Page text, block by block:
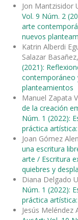
Jon Mantzisidor
Vol. 9 Núm. 2
arte
nuevos
Katrin Alberdi
Salazar Basañez,
(2021):
contemporáneo
planteamientos
Manuel Zapata
de la creación
Núm. 1 (2022):
práctica
Joan Gómez
una escritura
arte / Escritura
quiebres y
Diana Delgado
Núm. 1 (2022):
práctica
Jesús Meléndez